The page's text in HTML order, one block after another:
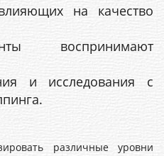
на качество
воспринимают
и исследования с
различные уровни